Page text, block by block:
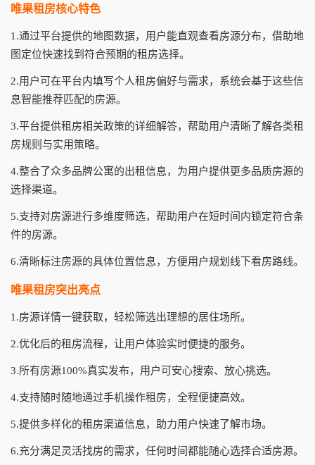
唯果租房核心特色
1.通过平台提供的地图数据，用户能直观查看房源分布，借助地
图定位快速找到符合预期的租房选择。
2.用户可在平台内填写个人租房偏好与需求，系统会基于这些信
息智能推荐匹配的房源。
3.平台提供租房相关政策的详细解答，帮助用户清晰了解各类租
房规则与实用策略。
4.整合了众多品牌公寓的出租信息，为用户提供更多品质房源的
选择渠道。
5.支持对房源进行多维度筛选，帮助用户在短时间内锁定符合条
件的房源。
6.清晰标注房源的具体位置信息，方便用户规划线下看房路线。
唯果租房突出亮点
1.房源详情一键获取，轻松筛选出理想的居住场所。
2.优化后的租房流程，让用户体验实时便捷的服务。
3.所有房源100%真实发布，用户可安心搜索、放心挑选。
4.支持随时随地通过手机操作租房，全程便捷高效。
5.提供多样化的租房渠道信息，助力用户快速了解市场。
6.充分满足灵活找房的需求，任何时间都能随心选择合适房源。